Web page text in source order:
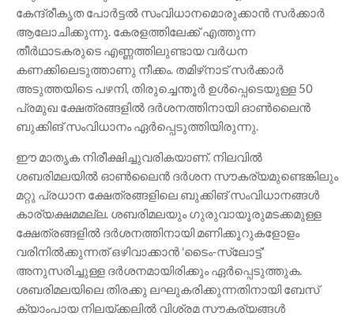
കേന്ദ്രീകൃത പോർട്ടൽ സംവിധാനമൊരുക്കാൻ സർക്കാർ
ആലോചിക്കുന്നു. കേരളത്തിലേക്ക് എത്തുന്ന
തീർഥാടകരുടെ എണ്ണത്തിലുണ്ടായ വർധന
കണക്കിലെടുത്താണു നീക്കം. തമിഴ്‌നാട് സർക്കാർ
അടുത്തയിടെ പഴനി, തിരുച്ചെന്തൂർ ഉൾപ്പെടെയുള്ള 50
പ്രമുഖ ക്ഷേത്രങ്ങളിൽ ദർശനത്തിനായി ഓൺലൈൻ
ബുക്കിങ് സംവിധാനം ഏർപ്പെടുത്തിയിരുന്നു.
ഈ മാതൃക നിരീക്ഷിച്ചുവരികയാണ്. നിലവിൽ
ശബരിമലയിൽ ഓൺലൈൻ ദർശന സൗകര്യമുണ്ടെങ്കിലും
മറ്റു പ്രധാന ക്ഷേത്രങ്ങളിലെ ബുക്കിങ് സംവിധാനങ്ങൾ
കാര്യക്ഷമമല്ല. ശബരിമലയും ഗുരുവായൂരുമടക്കമുള്ള
ക്ഷേത്രങ്ങളിൽ ദർശനത്തിനായി മണിക്കൂറുകളോളം
വരിനിൽക്കുന്നത് ഒഴിവാക്കാൻ 'ടൈം-സ്ലോട്ട്'
അനുസരിച്ചുള്ള ദർശനമായിരിക്കും ഏർപ്പെടുത്തുക.
ശബരിമലയിലെ തിരക്കു ലഘുകരിക്കുന്നതിനായി ബേസ്
ക്യാംപായ നിലയ്ക്കലിൽ വിശ്രമ സൗകര്യങ്ങൾ